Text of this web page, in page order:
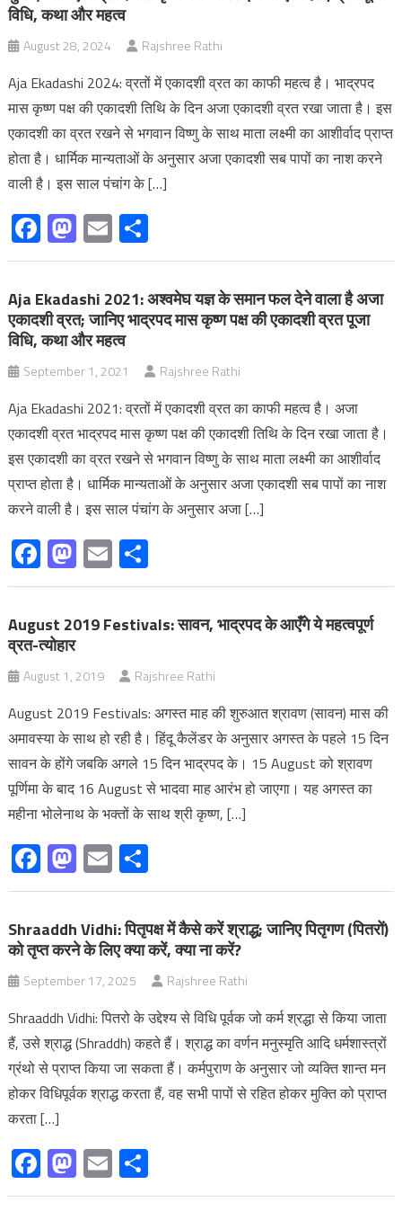
विधि, कथा और महत्व
August 28, 2024 Rajshree Rathi
Aja Ekadashi 2024: व्रतों में एकादशी व्रत का काफी महत्‍व है। भाद्रपद
मास कृष्ण पक्ष की एकादशी तिथि के दिन अजा एकादशी व्रत रखा जाता है। इस
एकादशी का व्रत रखने से भगवान विष्णु के साथ माता लक्ष्‍मी का आशीर्वाद प्राप्त
होता है। धार्मिक मान्‍यताओं के अनुसार अजा एकादशी सब पापों का नाश करने
वाली है। इस साल पंचांग के […]
Facebook
Mastodon
EmailShare
Aja Ekadashi 2021: अश्वमेघ यज्ञ के समान फल देने वाला है अजा
एकादशी व्रत; जानिए भाद्रपद मास कृष्ण पक्ष की एकादशी व्रत पूजा
विधि, कथा और महत्व
September 1, 2021 Rajshree Rathi
Aja Ekadashi 2021: व्रतों में एकादशी व्रत का काफी महत्‍व है। अजा
एकादशी व्रत भाद्रपद मास कृष्ण पक्ष की एकादशी तिथि के दिन रखा जाता है।
इस एकादशी का व्रत रखने से भगवान विष्णु के साथ माता लक्ष्‍मी का आशीर्वाद
प्राप्त होता है। धार्मिक मान्‍यताओं के अनुसार अजा एकादशी सब पापों का नाश
करने वाली है। इस साल पंचांग के अनुसार अजा […]
Facebook
Mastodon
EmailShare
August 2019 Festivals: सावन, भाद्रपद के आएँगे ये महत्वपूर्ण
व्रत-त्योहार
August 1, 2019 Rajshree Rathi
August 2019 Festivals: अगस्त माह की शुरुआत श्रावण (सावन) मास की
अमावस्या के साथ हो रही है। हिंदू कैलेंडर के अनुसार अगस्त के पहले 15 दिन
सावन के होंगे जबकि अगले 15 दिन भाद्रपद के। 15 August को श्रावण
पूर्णिमा के बाद 16 August से भादवा माह आरंभ हो जाएगा। यह अगस्त का
महीना भोलेनाथ के भक्तों के साथ श्री कृष्ण, […]
Facebook
Mastodon
EmailShare
Shraaddh Vidhi: पितृपक्ष में कैसे करें श्राद्ध; जानिए पितृगण (पितरों)
को तृप्त करने के लिए क्या करें, क्या ना करें?
September 17, 2025 Rajshree Rathi
Shraaddh Vidhi: पितरो के उद्देश्य से विधि पूर्वक जो कर्म श्रद्धा से किया जाता
हैं, उसे श्राद्ध (Shraddh) कहते हैं। श्राद्ध का वर्णन मनुस्मृति आदि धर्मशास्त्रों
ग्रंथो से प्राप्त किया जा सकता हैं। कर्मपुराण के अनुसार जो व्यक्ति शान्त मन
होकर विधिपूर्वक श्राद्ध करता हैं, वह सभी पापों से रहित होकर मुक्ति को प्राप्त
करता […]
Facebook
Mastodon
EmailShare